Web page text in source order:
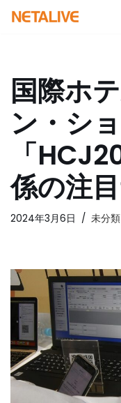
ン
ツ
へ
ス
ッ
プ
国際ホ
ン・シ
「
係の注
2024年3月6日 未分類